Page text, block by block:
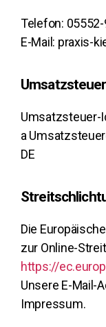
Telefon:
E-Mail: praxis-
Umsatzsteuer-
a
DE
Die
zur Online-
https://
Unsere E-Mail-
Impressum.